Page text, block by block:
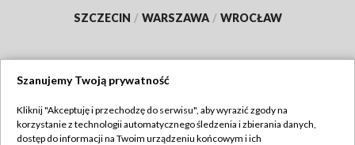
SZCZECIN / WARSZAWA / WROCŁAW
TVP
Szanujemy Twoją prywatność
Kliknij "Akceptuję i przechodzę do serwisu", aby wyrazić zgody na
korzystanie z technologii automatycznego śledzenia i zbierania danych,
dostęp do informacji na Twoim urządzeniu końcowym i ich